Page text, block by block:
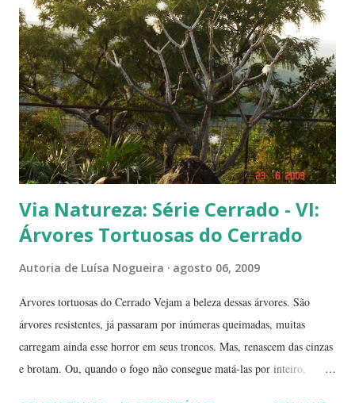
frutinhas possui duas sementes, parecendo uma semente dividida.
Duas frutinhas ao lado de um jambo. Essa foto foi feita ontem,
domingo, após a colheita. ----------------------------
Via Natureza: Série Cerrado - VI:
Árvores Tortuosas do Cerrado
Autoria de Luísa Nogueira agosto 06, 2009
Árvores tortuosas do Cerrado Vejam a beleza dessas árvores. São
árvores resistentes, já passaram por inúmeras queimadas, muitas
carregam ainda esse horror em seus troncos. Mas, renascem das cinzas
e brotam. Ou, quando o fogo não consegue matá-las por inteiro,